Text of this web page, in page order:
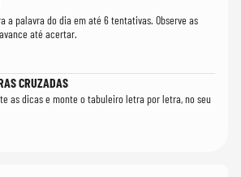
a palavra do dia em até 6 tentativas. Observe as
até acertar.
CRUZADAS
as dicas e monte o tabuleiro letra por letra, no seu